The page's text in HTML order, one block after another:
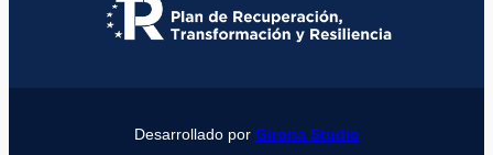
Desarrollado por Girona Studio